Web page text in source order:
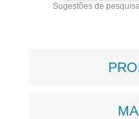
Sugestões de